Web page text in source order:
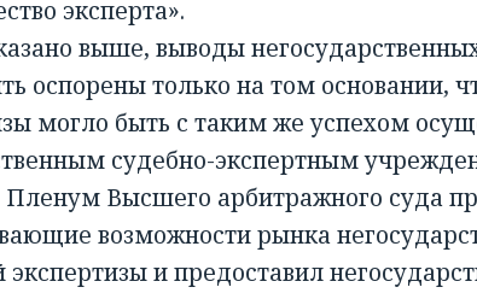
эксперта».
выше, выводы
оспорены только на том основании,
могло быть с таким же успехом
судебно-экспертным
Пленум Высшего арбитражного суда
возможности рынка
экспертизы и предоставил